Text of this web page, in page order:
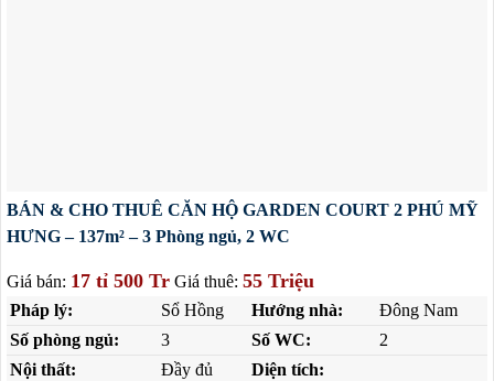
BÁN & CHO THUÊ CĂN HỘ GARDEN COURT 2 PHÚ MỸ
HƯNG – 137m² – 3 Phòng ngủ, 2 WC
Giá bán: 17 tỉ 500 Tr Giá thuê: 55 Triệu
Pháp lý: Sổ Hồng Hướng nhà:
Đông Nam
Số phòng ngủ:
3 Số WC:
2
Nội thất:
Đầy đủ Diện tích: